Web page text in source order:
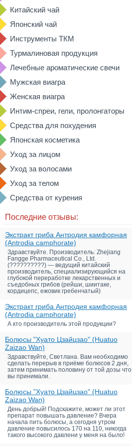
Китайский чай
Японский чай
Инструменты ТКМ
Турмалиновая продукция
Лечебные ароматические свечи
Мужская виагра
Женская виагра
Интим-спреи, гели, пролонгаторы
Средства для похудения
Японская косметика
Уход за лицом
Уход за волосами
Уход за телом
Средства от курения
Последние отзывы:
Экстракт гриба Антродия камфорная
(Antrodia camphorate)
Здравствуйте. Производитель: Zhejiang
Fangge Pharmaceutical Co., Ltd.
(??????????) — ведущий китайский
производитель, специализирующийся на
глубокой переработке лекарственных и
съедобных грибов (рейши, шиитаке,
кордицепс, ежовик гребенчатый)
Экстракт гриба Антродия камфорная
(Antrodia camphorate)
А кто производитель этой продукции?
Болюсы "Хуато Цзайцзао" (Huatuo
Zaizao Wan)
Здравствуйте, Светлана. Вам необходимо
сделать перерыв в приёме болюсов 2 дня,
затем принимать половину от той дозы что
вы принимали.
Болюсы "Хуато Цзайцзао" (Huatuo
Zaizao Wan)
День добрый! Подскажите, может ли этот
препарат повышать давление? Вчера
начала пить болюсы, а сегодня утром
давление повысилось 170 на 110, никогда
такого высокого давлени у меня на было!